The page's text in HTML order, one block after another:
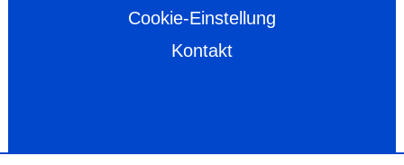
Cookie-Einstellung
Kontakt